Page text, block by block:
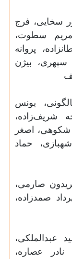
سخایی، فرج
مریم سطوت،
پروانه
بیژن
یونس
شریف‌زاده،
اصغر
حماد
صارمی،
صمدزاده،
عبدالملکی،
عصاره،